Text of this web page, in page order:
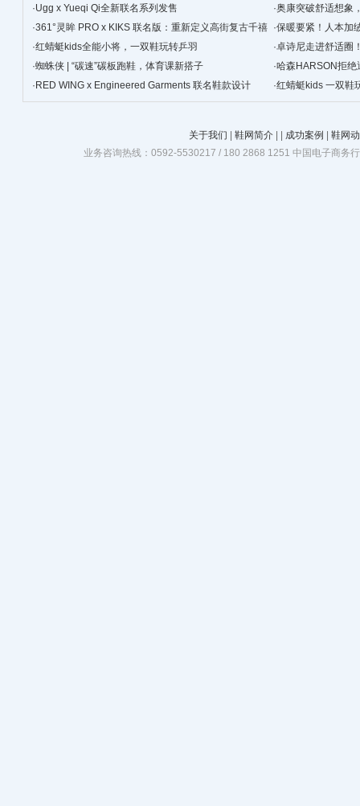
景
·Ugg x Yueqi Qi全新联名系列发售 ·奥康突破舒适想象
·361°灵眸 PRO x KIKS 联名版：重新定义高街复古千禧
跑鞋
·保暖要紧！人本加
·红蜻蜓kids全能小将，一双鞋玩转乒羽 ·卓诗尼走进舒适圈
·蜘蛛侠 | “碳速”碳板跑鞋，体育课新搭子 ·哈森HARSON拒绝
· RED WING x Engineered Garments 联名鞋款设计 ·红蜻蜓kids 一双鞋
关于我们 鞋网简介 成功案例
鞋网
业务咨询热线：0592-5530217 / 180 2868 1251 中国电子商务